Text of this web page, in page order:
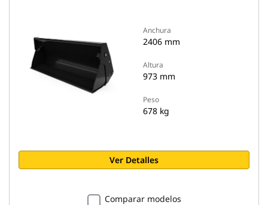
Anchura
2406 mm
Altura
973 mm
Peso
678 kg
Ver Detalles
Comparar modelos